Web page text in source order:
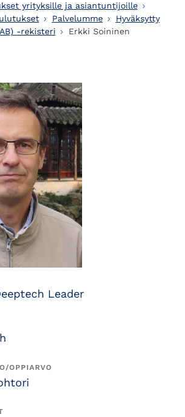
yrityksille ja asiantuntijoille
Palvelumme
Hyväksytty
-rekisteri
Erkki Soininen
Leader
OPPIARVO